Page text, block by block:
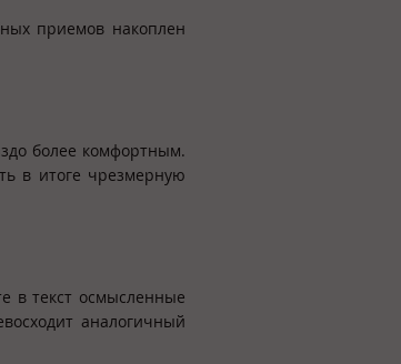
приемов накоплен
более комфортным.
в итоге чрезмерную
в текст осмысленные
аналогичный